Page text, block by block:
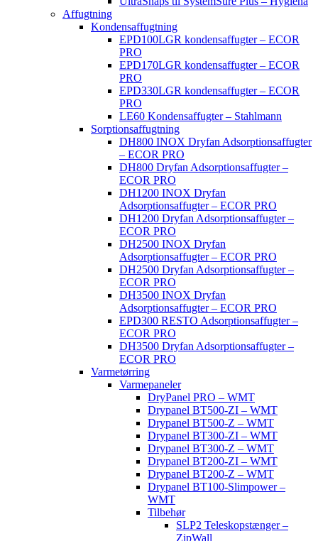
Affugtning
Kondensaffugtning
EPD100LGR kondensaffugter – ECOR
PRO
EPD170LGR kondensaffugter – ECOR
PRO
EPD330LGR kondensaffugter – ECOR
PRO
LE60 Kondensaffugter – Stahlmann
Sorptionsaffugtning
DH800 INOX Dryfan Adsorptionsaffugter
– ECOR PRO
DH800 Dryfan Adsorptionsaffugter –
ECOR PRO
DH1200 INOX Dryfan
Adsorptionsaffugter – ECOR PRO
DH1200 Dryfan Adsorptionsaffugter –
ECOR PRO
DH2500 INOX Dryfan
Adsorptionsaffugter – ECOR PRO
DH2500 Dryfan Adsorptionsaffugter –
ECOR PRO
DH3500 INOX Dryfan
Adsorptionsaffugter – ECOR PRO
EPD300 RESTO Adsorptionsaffugter –
ECOR PRO
DH3500 Dryfan Adsorptionsaffugter –
ECOR PRO
Varmetørring
Varmepaneler
DryPanel PRO – WMT
Drypanel BT500-ZI – WMT
Drypanel BT500-Z – WMT
Drypanel BT300-ZI – WMT
Drypanel BT300-Z – WMT
Drypanel BT200-ZI – WMT
Drypanel BT200-Z – WMT
Drypanel BT100-Slimpower –
WMT
Tilbehør
SLP2 Teleskopstænger –
ZipWall